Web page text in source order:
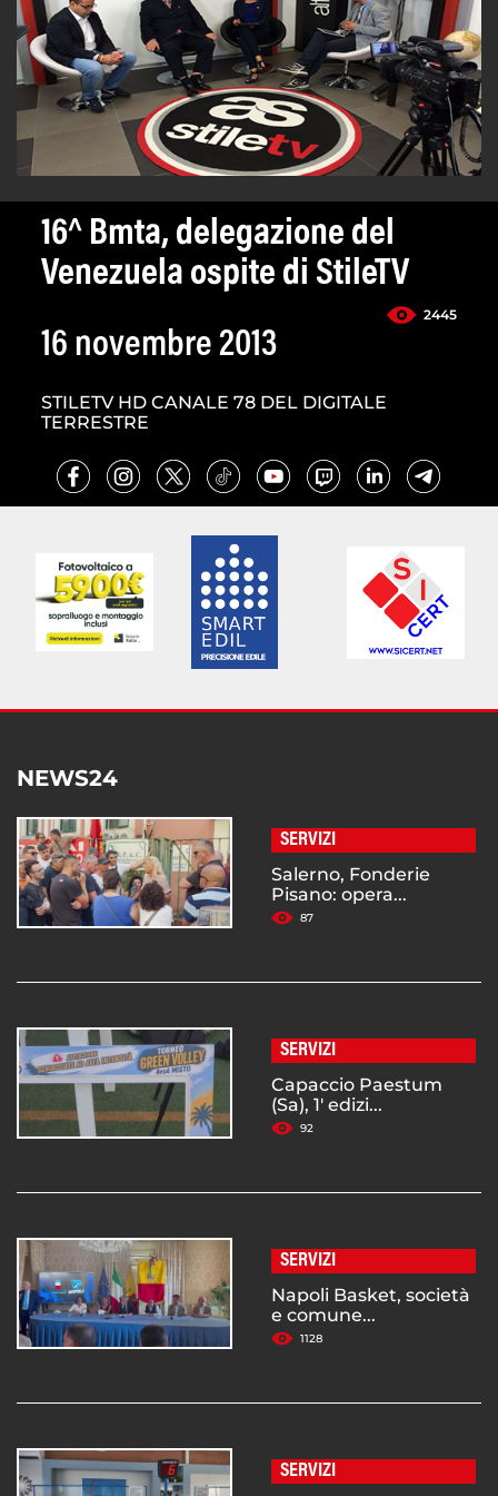
16^ Bmta, delegazione del
Venezuela ospite di StileTV
2445
16 novembre 2013
STILETV HD CANALE 78 DEL DIGITALE
TERRESTRE
NEWS24
SERVIZI
Salerno, Fonderie
Pisano: opera...
87
SERVIZI
Capaccio Paestum
(Sa), 1' edizi...
92
SERVIZI
Napoli Basket, società
e comune...
1128
SERVIZI